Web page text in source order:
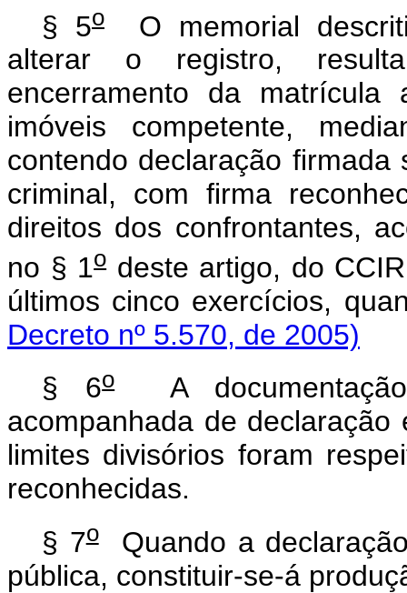
§ 5o O memorial
alterar o registro,
encerramento da
imóveis competente,
contendo declaração
criminal, com firma
direitos dos confrontantes,
no § 1odeste artigo, do
últimos cinco exercícios,
Decreto nº 5.570, de 2005)
§ 6oA
acompanhada de
limites divisórios foram
reconhecidas.
§ 7oQuando a
pública, constituir-se-á